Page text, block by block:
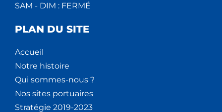
SAM - DIM : FERMÉ
PLAN DU SITE
Accueil
Notre histoire
Qui sommes-nous ?
Nos sites portuaires
Stratégie 2019-2023